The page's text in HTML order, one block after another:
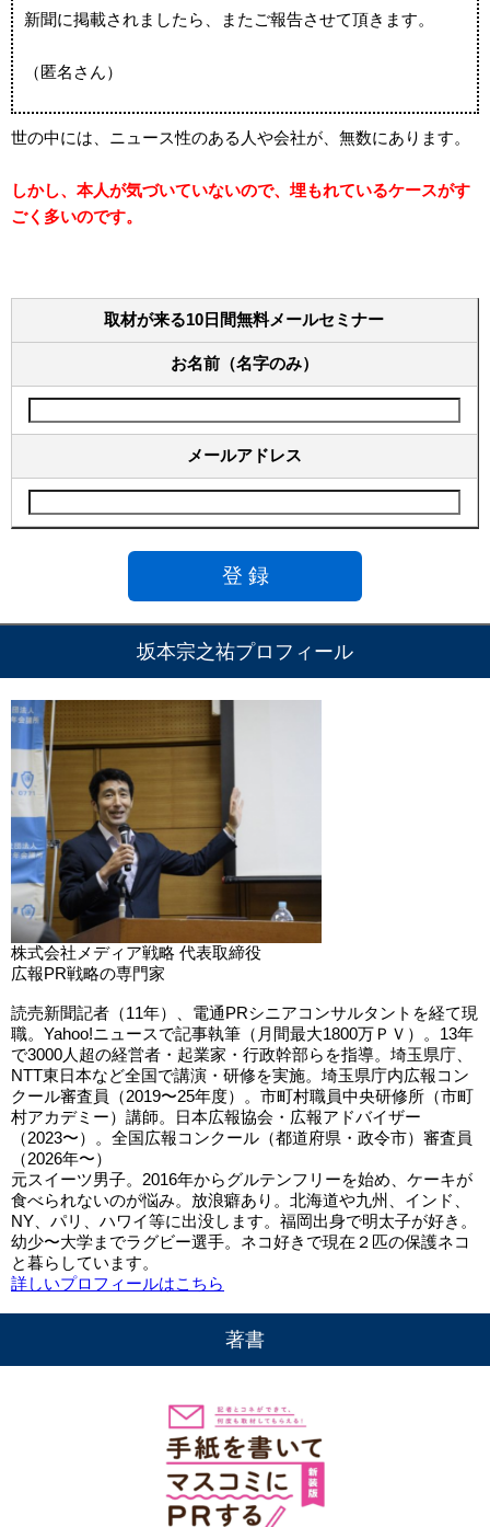
新聞に掲載されましたら、またご報告させて頂きます。
（匿名さん）
世の中には、ニュース性のある人や会社が、無数にあります。
しかし、本人が気づいていないので、埋もれているケースがす
ごく多いのです。
取材が来る10日間無料メールセミナー
お名前（名字のみ）
メールアドレス
坂本宗之祐プロフィール
株式会社メディア戦略 代表取締役
広報PR戦略の専門家
読売新聞記者（11年）、電通PRシニアコンサルタントを経て現
職。Yahoo!ニュースで記事執筆（月間最大1800万ＰＶ）。13年
で3000人超の経営者・起業家・行政幹部らを指導。埼玉県庁、
NTT東日本など全国で講演・研修を実施。埼玉県庁内広報コン
クール審査員（2019〜25年度）。市町村職員中央研修所（市町
村アカデミー）講師。日本広報協会・広報アドバイザー
（2023〜）。全国広報コンクール（都道府県・政令市）審査員
（2026年〜）
元スイーツ男子。2016年からグルテンフリーを始め、ケーキが
食べられないのが悩み。放浪癖あり。北海道や九州、インド、
NY、パリ、ハワイ等に出没します。福岡出身で明太子が好き。
幼少〜大学までラグビー選手。ネコ好きで現在２匹の保護ネコ
と暮らしています。
詳しいプロフィールはこちら
著書